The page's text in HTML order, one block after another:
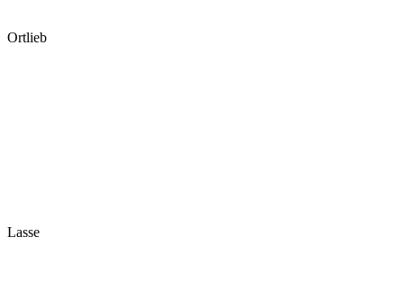
Ortlieb
Lasse